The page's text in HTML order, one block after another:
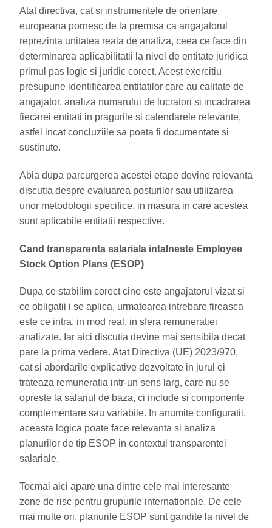
Atat directiva, cat si instrumentele de orientare
europeana pornesc de la premisa ca angajatorul
reprezinta unitatea reala de analiza, ceea ce face din
determinarea aplicabilitatii la nivel de entitate juridica
primul pas logic si juridic corect. Acest exercitiu
presupune identificarea entitatilor care au calitate de
angajator, analiza numarului de lucratori si incadrarea
fiecarei entitati in pragurile si calendarele relevante,
astfel incat concluziile sa poata fi documentate si
sustinute.
Abia dupa parcurgerea acestei etape devine relevanta
discutia despre evaluarea posturilor sau utilizarea
unor metodologii specifice, in masura in care acestea
sunt aplicabile entitatii respective.
Cand transparenta salariala intalneste Employee
Stock Option Plans (ESOP)
Dupa ce stabilim corect cine este angajatorul vizat si
ce obligatii i se aplica, urmatoarea intrebare fireasca
este ce intra, in mod real, in sfera remuneratiei
analizate. Iar aici discutia devine mai sensibila decat
pare la prima vedere. Atat Directiva (UE) 2023/970,
cat si abordarile explicative dezvoltate in jurul ei
trateaza remuneratia intr-un sens larg, care nu se
opreste la salariul de baza, ci include si componente
complementare sau variabile. In anumite configuratii,
aceasta logica poate face relevanta si analiza
planurilor de tip ESOP in contextul transparentei
salariale.
Tocmai aici apare una dintre cele mai interesante
zone de risc pentru grupurile internationale. De cele
mai multe ori, planurile ESOP sunt gandite la nivel de